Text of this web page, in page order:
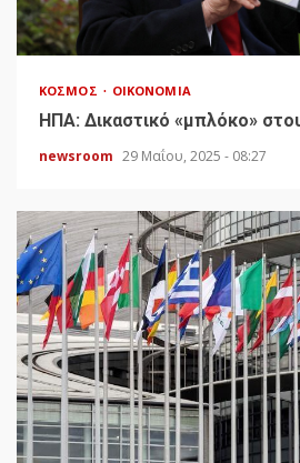
ΚΌΣΜΟΣ ΟΙΚΟΝΟΜΊΑ
HΠΑ: Δικαστικό «μπλόκο»
newsroom 29 Μαΐου, 2025 - 08:27